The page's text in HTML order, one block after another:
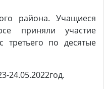
района. Учащиеся
приняли участие
по десятые
24.05.2022год.